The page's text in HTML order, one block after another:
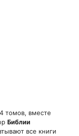
томов, вместе
Библии
все книги